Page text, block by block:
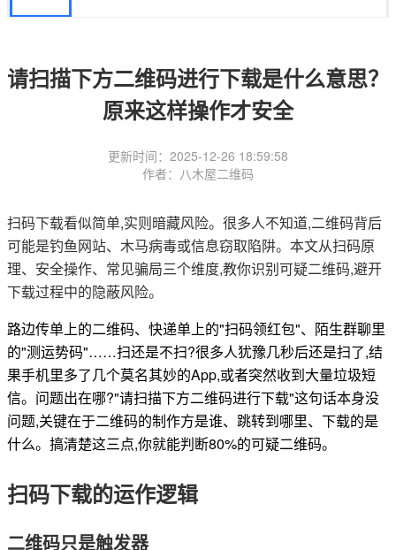
请扫描下方二维码进行下载是什么意思？
原来这样操作才安全
更新时间：2025-12-26 18:59:58
作者：八木屋二维码
扫码下载看似简单,实则暗藏风险。很多人不知道,二维码背后
可能是钓鱼网站、木马病毒或信息窃取陷阱。本文从扫码原
理、安全操作、常见骗局三个维度,教你识别可疑二维码,避开
下载过程中的隐蔽风险。
路边传单上的二维码、快递单上的"扫码领红包"、陌生群聊里
的"测运势码"……扫还是不扫?很多人犹豫几秒后还是扫了,结
果手机里多了几个莫名其妙的App,或者突然收到大量垃圾短
信。问题出在哪?"请扫描下方二维码进行下载"这句话本身没
问题,关键在于二维码的制作方是谁、跳转到哪里、下载的是
什么。搞清楚这三点,你就能判断80%的可疑二维码。
扫码下载的运作逻辑
二维码只是触发器